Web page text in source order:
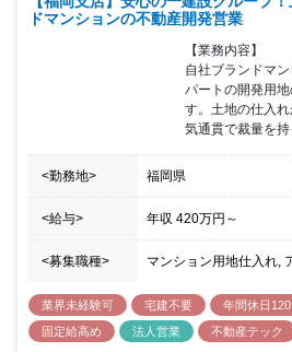
ドマンションの不動産開発営業
【業務内容】
自社ブランドマ
パートの開発用
す。土地の仕入
気通貫で裁量を
<勤務地> 福岡県
<給与> 年収 420万円 ～
<募集職種> マンション用地仕入れ,
業界未経験可 宅建不要 年間休日
固定給高め
法人営業 不動産テック